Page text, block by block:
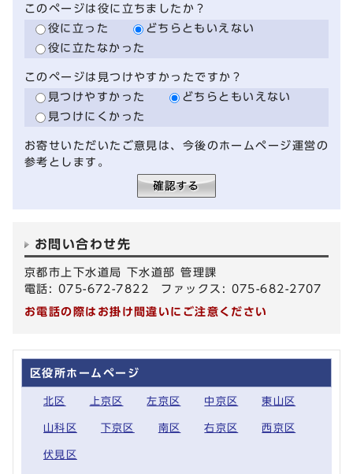
このページは役に立ちましたか？
役に立った
どちらともいえない
役に立たなかった
このページは見つけやすかったですか？
見つけやすかった
どちらともいえない
見つけにくかった
お寄せいただいたご意見は、今後のホームページ運営の
参考とします。
お問い合わせ先
京都市上下水道局 下水道部 管理課
電話: 075-672-7822 ファックス: 075-682-2707
お電話の際はお掛け間違いにご注意ください
区役所ホームページ
北区 上京区 左京区 中京区 東山区
山科区 下京区 南区 右京区 西京区
伏見区